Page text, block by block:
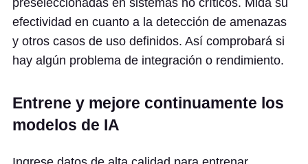
preseleccionadas en sistemas no críticos. Mida su
efectividad en cuanto a la detección de amenazas
y otros casos de uso definidos. Así comprobará si
hay algún problema de integración o rendimiento.
Entrene y mejore continuamente los
modelos de IA